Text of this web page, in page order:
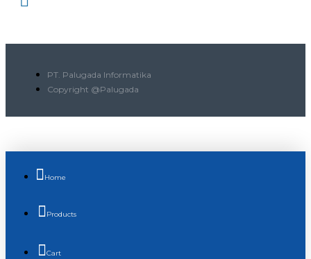
PT. Palugada Informatika
Copyright @Palugada
Home
Products
Cart